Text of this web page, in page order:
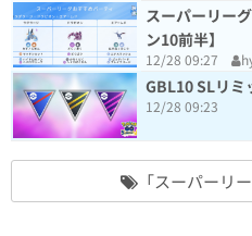
スーパーリー
ン10前半】
12/28 09:27
GBL10 SLリミ
12/28 09:23
「スーパーリ